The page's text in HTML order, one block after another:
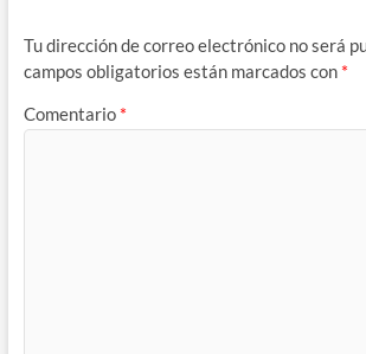
Tu dirección de correo electrónico no será
campos obligatorios están marcados con *
Comentario *